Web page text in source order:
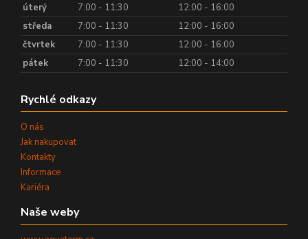
úterý
7:00 - 11:30
12:00 - 16:00
středa
7:00 - 11:30
12:00 - 16:00
čtvrtek
7:00 - 11:30
12:00 - 16:00
pátek
7:00 - 11:30 12:00 - 14:00
Rychlé odkazy
O nás
Jak nakupovat
Kontakty
Informace
Kariéra
Naše weby